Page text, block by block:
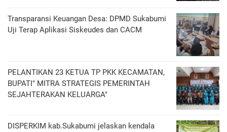
Transparansi Keuangan Desa: DPMD Sukabumi
Uji Terap Aplikasi Siskeudes dan CACM
PELANTIKAN 23 KETUA TP PKK KECAMATAN,
BUPATI" MITRA STRATEGIS PEMERINTAH
SEJAHTERAKAN KELUARGA"
DISPERKIM kab.Sukabumi jelaskan kendala